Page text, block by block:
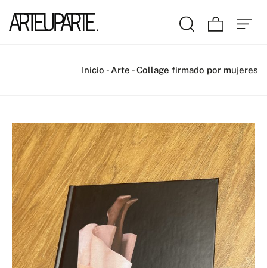
Inicio - Arte -Collage firmado por mujeres